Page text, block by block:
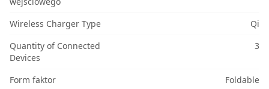
Wireless Charger Type
Qi
Quantity of Connected
Devices
3
Form faktor
Foldable